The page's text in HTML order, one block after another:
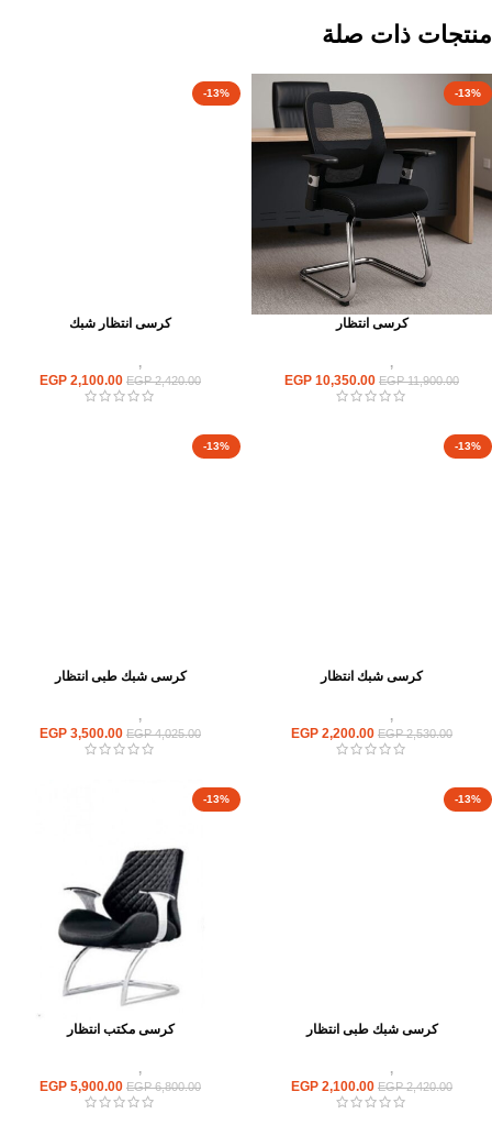
منتجات ذات صلة
-13%
كرسى انتظار
,
EGP11,900.00
EGP 10,350.00
-13%
كرسى انتظار شبك
,
EGP2,420.00
EGP 2,100.00
-13%
كرسى شبك انتظار
,
EGP2,530.00
EGP 2,200.00
-13%
كرسى شبك طبى انتظار
,
EGP4,025.00
EGP 3,500.00
-13%
كرسى شبك طبى انتظار
,
EGP2,420.00
EGP 2,100.00
-13%
كرسى مكتب انتظار
,
EGP6,800.00
EGP 5,900.00